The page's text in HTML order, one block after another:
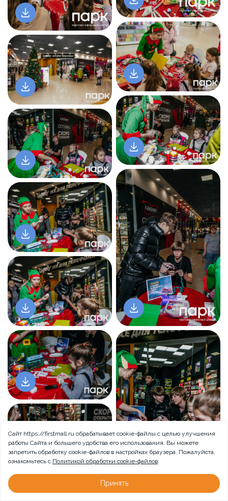
Сайт https://firstmall.ru обрабатывает cookie-файлы с целью улучшения
работы Сайта и большего удобства его использования. Вы можете
запретить обработку сookie-файлов в настройках браузера. Пожалуйста,
ознакомьтесь с Политикой обработки cookie-файлов.
Принять